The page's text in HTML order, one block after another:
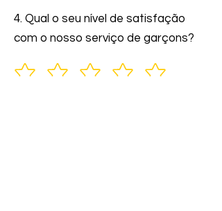
4. Qual o seu nível de satisfação
com o nosso serviço de garçons?